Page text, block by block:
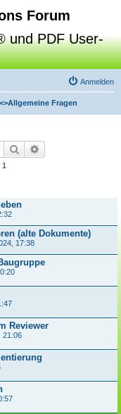
Forum
und PDF User-
Anmelden
<>Allgemeine Fragen
Suche
1
(alte Dokumente)
17:38
Reviewer
21:06